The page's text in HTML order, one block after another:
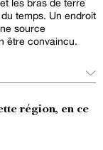
les bras de terre
temps. Un endroit
source
être convaincu.
région, en ce